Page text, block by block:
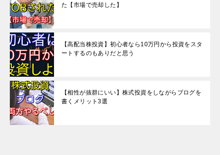
た【市場で売却した】
【高配当株投資】初心者なら10万円から投資をスタ
ートするのもありだと思う
【相性が抜群にいい】株式投資をしながらブログを
書くメリット3選